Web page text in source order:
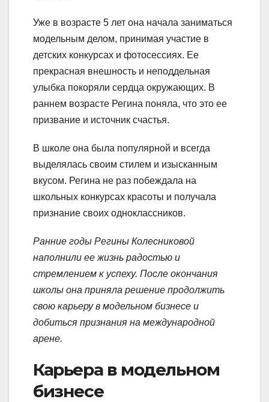
Уже в возрасте 5 лет она начала заниматься
модельным делом, принимая участие в
детских конкурсах и фотосессиях. Ее
прекрасная внешность и неподдельная
улыбка покоряли сердца окружающих. В
раннем возрасте Регина поняла, что это ее
призвание и источник счастья.
В школе она была популярной и всегда
выделялась своим стилем и изысканным
вкусом. Регина не раз побеждала на
школьных конкурсах красоты и получала
признание своих одноклассников.
Ранние годы Регины Колесниковой
наполнили ее жизнь радостью и
стремлением к успеху. После окончания
школы она приняла решение продолжить
свою карьеру в модельном бизнесе и
добиться признания на международной
арене.
Карьера в модельном
бизнесе